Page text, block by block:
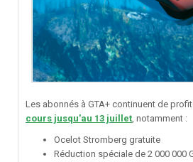
Les abonnés à GTA+ continuent de
cours jusqu'au 13 juillet, notamment :
Ocelot Stromberg gratuite
Réduction spéciale de 2 000 000